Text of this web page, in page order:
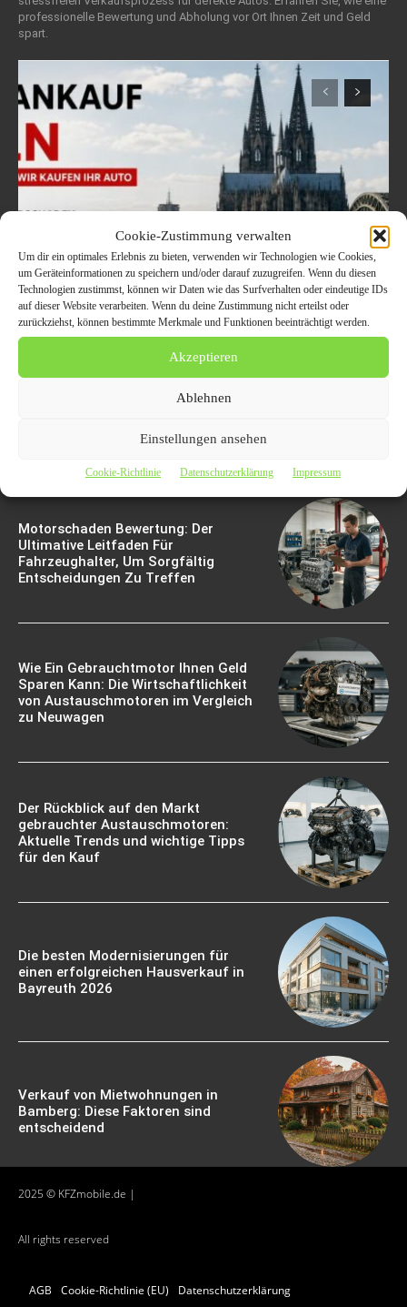
Cookie-Zustimmung verwalten
Um dir ein optimales Erlebnis zu bieten, verwenden wir Technologien wie Cookies,
um Geräteinformationen zu speichern und/oder darauf zuzugreifen. Wenn du diesen
Technologien zustimmst, können wir Daten wie das Surfverhalten oder eindeutige IDs
auf dieser Website verarbeiten. Wenn du deine Zustimmung nicht erteilst oder
zurückziehst, können bestimmte Merkmale und Funktionen beeinträchtigt werden.
Akzeptieren
Ablehnen
Einstellungen ansehen
Cookie-Richtlinie Datenschutzerklärung Impressum
professionelle Bewertung und Abholung vor Ort Ihnen Zeit und Geld
spart.
Welche Fahrzeuge in Köln
aktuell besonders gefragt
sind – Trends im
Autoankauf 2026
Motorschaden Bewertung: Der
Ultimative Leitfaden Für
Fahrzeughalter, Um Sorgfältig
Entscheidungen Zu Treffen
Wie Ein Gebrauchtmotor Ihnen Geld
Sparen Kann: Die Wirtschaftlichkeit
von Austauschmotoren im Vergleich
zu Neuwagen
Der Rückblick auf den Markt
gebrauchter Austauschmotoren:
Aktuelle Trends und wichtige Tipps
für den Kauf
Die besten Modernisierungen für
einen erfolgreichen Hausverkauf in
Bayreuth 2026
Verkauf von Mietwohnungen in
Bamberg: Diese Faktoren sind
entscheidend
2025 © KFZmobile.de |
All rights reserved
AGB Cookie-Richtlinie (EU) Datenschutzerklärung